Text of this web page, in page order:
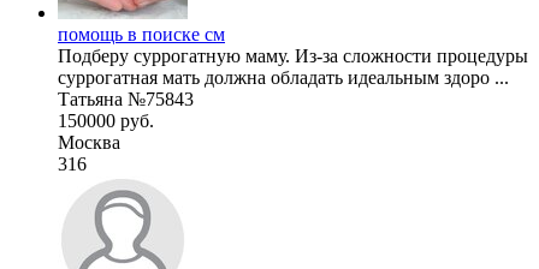
помощь в поиске см
Подберу суррогатную маму. Из-за сложности процедуры
суррогатная мать должна обладать идеальным здоро ...
Татьяна №75843
150000 руб.
Москва
316